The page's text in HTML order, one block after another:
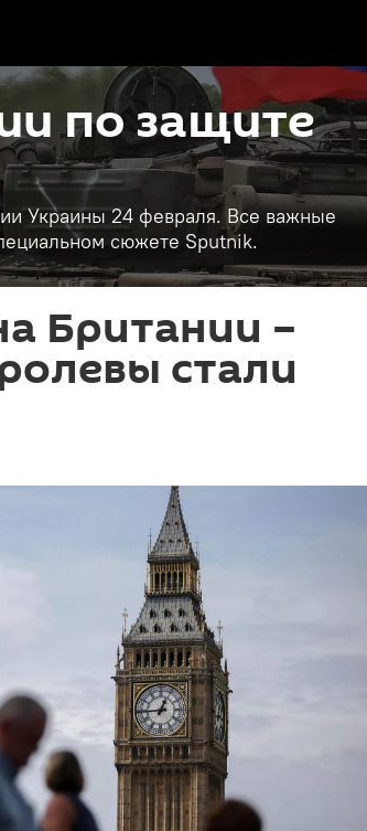
по защите
Украины 24 февраля. Все важные
сюжете Sputnik.
Британии –
стали